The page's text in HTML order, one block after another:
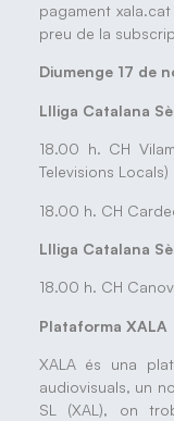
pagament
preu de la
Diumenge 17 de
Llliga Catalana
18.00 h. CH
Televisions Locals)
18.00 h. CH
Llliga Catalana
18.00 h. CH
Plataforma XALA
XALA és una
audiovisuals, un
SL (XAL), on